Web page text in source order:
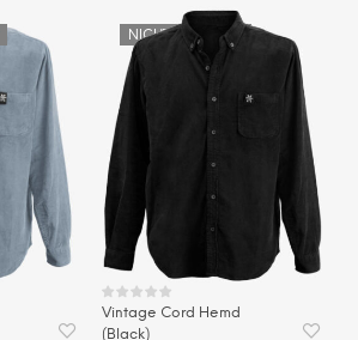
NICHT VORRÄTIG
Vintage Cord Hemd
(Black)